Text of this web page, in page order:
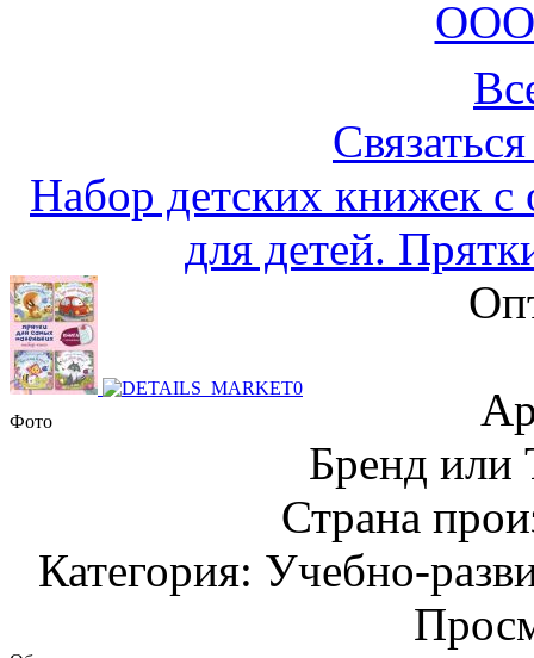
ООО
Набор детских книжек
для детей.
Фото
Бренд или
Страна
Категория: Учебно-